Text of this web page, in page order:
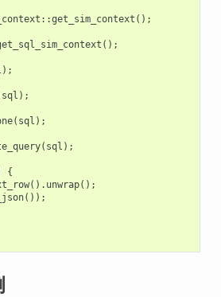
::get_sim_context ();
();
);
sql );
( sql );
( sql );
{
(). unwrap();
());